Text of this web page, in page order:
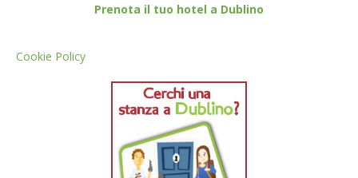
Prenota il tuo hotel a Dublino
Cookie Policy